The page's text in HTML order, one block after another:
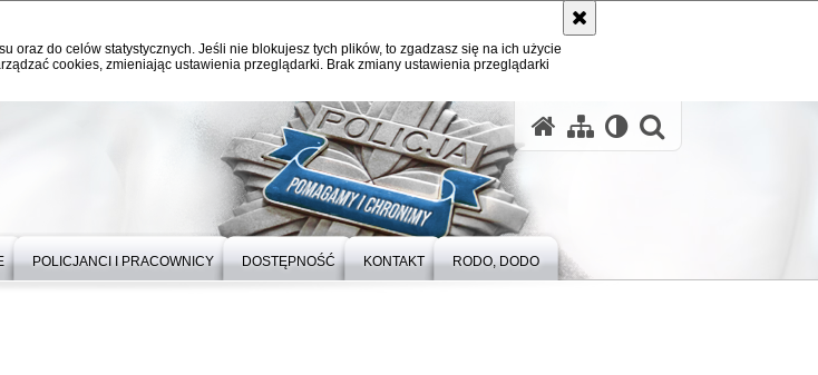
oraz do celów statystycznych. Jeśli nie blokujesz tych plików, to zgadzasz się na ich użycie
cookies, zmieniając ustawienia przeglądarki. Brak zmiany ustawienia przeglądarki
POLICJANCI I PRACOWNICY DOSTĘPNOŚĆ KONTAKT RODO, DODO